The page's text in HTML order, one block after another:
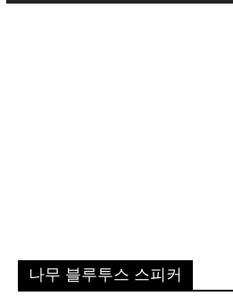
나무 블루투스 스피커